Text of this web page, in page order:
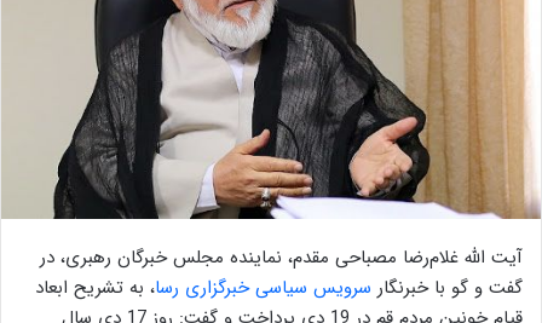
آیت الله غلام‌رضا مصباحی مقدم، نماینده مجلس خبرگان رهبری، در
گفت و گو با خبرنگار سرویس سیاسی خبرگزاری رسا، به تشریح ابعاد